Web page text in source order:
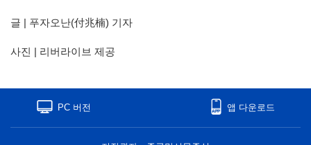
글 | 푸자오난(付兆楠) 기자
사진 | 리버라이브 제공
PC 버전 앱 다운로드